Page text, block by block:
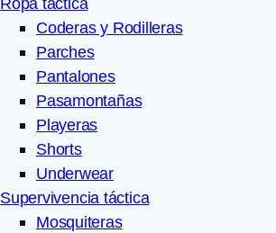
Coderas y Rodilleras
Parches
Pantalones
Pasamontañas
Playeras
Shorts
Underwear
Supervivencia táctica
Mosquiteras